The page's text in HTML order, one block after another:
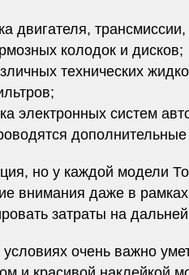
двигателя,
колодок и дисков;
технических
электронных систем
но у каждой модели
внимания даже в рамках
затраты на
очень важно